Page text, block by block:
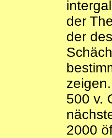
der
der
500 v.
2000